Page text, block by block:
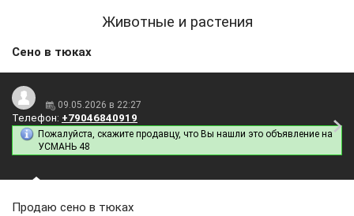
Животные и растения
Сено в тюках
09.05.2026 в 22:27
Телефон: +79046840919
Пожалуйста, скажите продавцу, что Вы нашли это объявление на
УСМАНЬ 48
Продаю сено в тюках